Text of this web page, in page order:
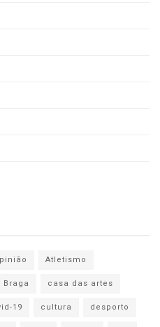
Atletismo
Braga
casa das artes
19 cultura
desporto